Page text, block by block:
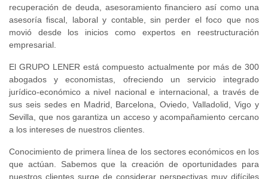
recuperación de deuda, asesoramiento financiero así como una
asesoría fiscal, laboral y contable, sin perder el foco que nos
movió desde los inicios como expertos en reestructuración
empresarial.
El GRUPO LENER está compuesto actualmente por más de 300
abogados y economistas, ofreciendo un servicio integrado
jurídico-económico a nivel nacional e internacional, a través de
sus seis sedes en Madrid, Barcelona, Oviedo, Valladolid, Vigo y
Sevilla, que nos garantiza un acceso y acompañamiento cercano
a los intereses de nuestros clientes.
Conocimiento de primera línea de los sectores económicos en los
que actúan. Sabemos que la creación de oportunidades para
nuestros clientes surge de considerar perspectivas muy difíciles